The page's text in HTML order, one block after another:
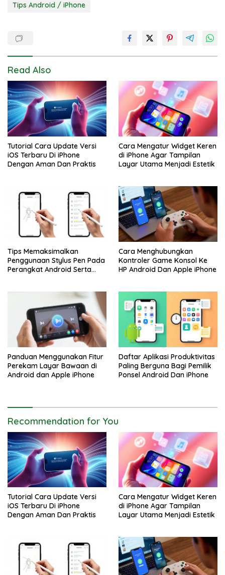
Tips Android / iPhone
Read Also
Tutorial Cara Update Versi
iOS Terbaru Di iPhone
Dengan Aman Dan Praktis
Cara Mengatur Widget Keren
di iPhone Agar Tampilan
Layar Utama Menjadi Estetik
Tips Memaksimalkan
Penggunaan Stylus Pen Pada
Perangkat Android Serta
Cara Menghubungkan
Kontroler Game Konsol Ke
HP Android Dan Apple iPhone
Panduan Menggunakan Fitur
Perekam Layar Bawaan di
Android dan Apple iPhone
Daftar Aplikasi Produktivitas
Paling Berguna Bagi Pemilik
Ponsel Android Dan iPhone
Recommendation for You
Tutorial Cara Update Versi
iOS Terbaru Di iPhone
Dengan Aman Dan Praktis
Cara Mengatur Widget Keren
di iPhone Agar Tampilan
Layar Utama Menjadi Estetik